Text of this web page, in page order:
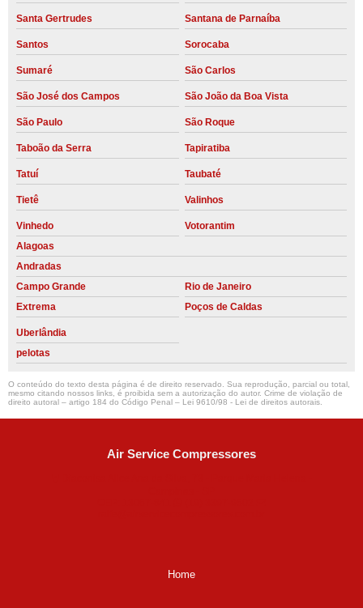
Santa Gertrudes Santana de Parnaíba
Santos Sorocaba
Sumaré São Carlos
São José dos Campos São João da Boa Vista
São Paulo São Roque
Taboão da Serra Tapiratiba
Tatuí Taubaté
Tietê Valinhos
Vinhedo
Votorantim
Alagoas
Andradas
Campo Grande
Rio de Janeiro
Extrema
Poços de Caldas
Uberlândia
pelotas
O conteúdo do texto desta página é de direito reservado. Sua reprodução, parcial ou total,
mesmo citando nossos links, é proibida sem a autorização do autor. Crime de violação de
direito autoral – artigo 184 do Código Penal – Lei 9610/98 - Lei de direitos autorais.
Air Service Compressores
Home